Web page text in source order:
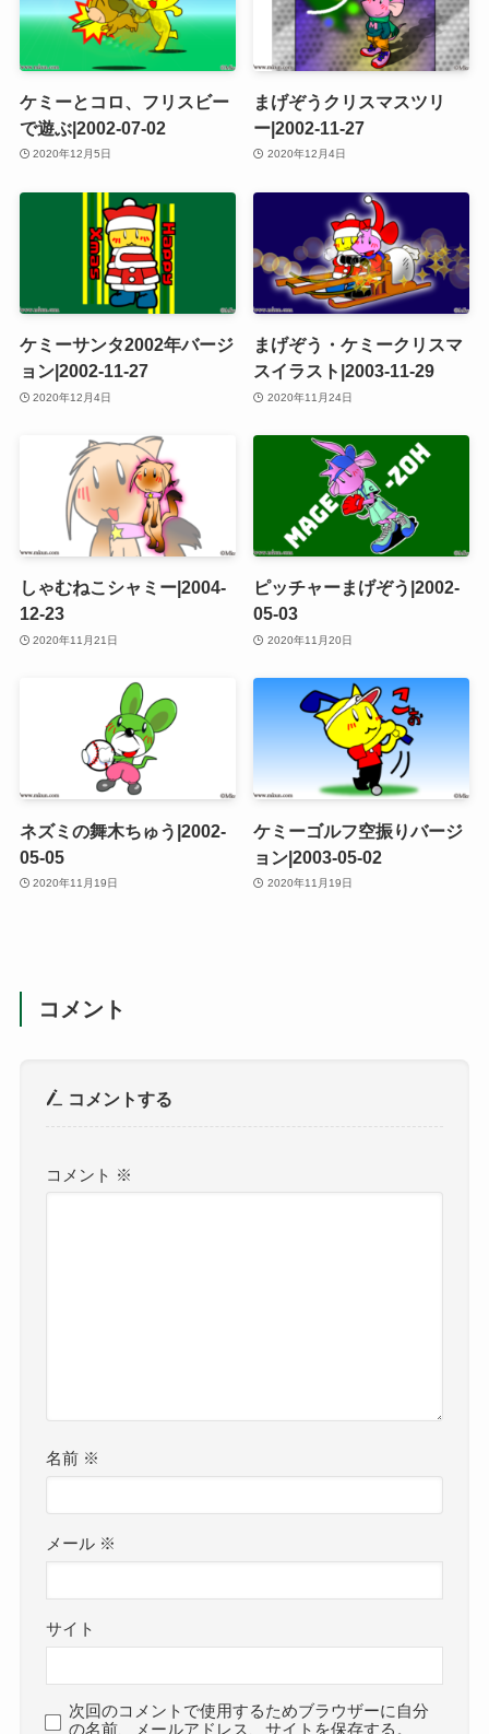
ケミーとコロ、フリスビー
で遊ぶ|2002-07-02
2020年12月5日
まげぞうクリスマスツリ
ー|2002-11-27
2020年12月4日
ケミーサンタ2002年バージ
ョン|2002-11-27
2020年12月4日
まげぞう・ケミークリスマ
スイラスト|2003-11-29
2020年11月24日
しゃむねこシャミー|2004-
12-23
2020年11月21日
ピッチャーまげぞう|2002-
05-03
2020年11月20日
ネズミの舞木ちゅう|2002-
05-05
2020年11月19日
ケミーゴルフ空振りバージ
ョン|2003-05-02
2020年11月19日
コメント
コメントする
コメント ※
名前 ※
メール ※
サイト
次回のコメントで使用するためブラウザーに自分
の名前、メールアドレス、サイトを保存する。